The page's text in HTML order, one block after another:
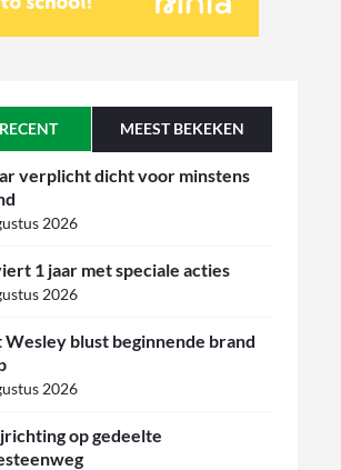
MEEST BEKEKEN
verplicht dicht voor minstens
2026
1 jaar met speciale acties
2026
Wesley blust beginnende brand
2026
op gedeelte